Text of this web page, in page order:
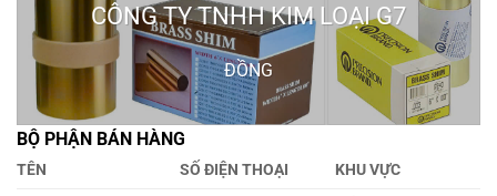
CÔNG TY TNHH KIM LOẠI G7
ĐỒNG
BỘ PHẬN BÁN HÀNG
TÊN SỐ ĐIỆN THOẠI
KHU VỰC